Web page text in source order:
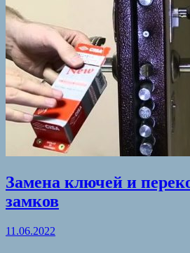
Замена ключей и
замков
11.06.2022